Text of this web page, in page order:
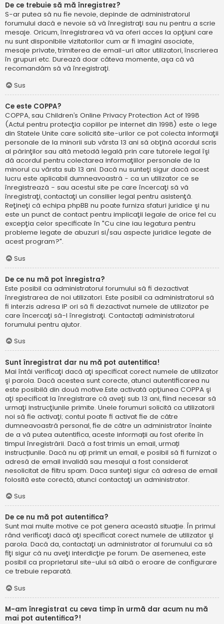
De ce trebuie să mă înregistrez?
S-ar putea să nu fie nevoie, depinde de administratorul
forumului dacă e nevoie să vă înregistraţi sau nu pentru a scrie
mesaje. Oricum, înregistrarea vă va oferi acces la opţiuni care
nu sunt disponibile vizitatorilor cum ar fi imagini asociate,
mesaje private, trimiterea de email-uri altor utilizatori, înscrierea
în grupuri etc. Durează doar câteva momente, aşa că vă
recomandăm să vă înregistraţi.
Sus
Ce este COPPA?
COPPA, sau Children’s Online Privacy Protection Act of 1998
(Actul pentru protecţia copiilor pe internet din 1998) este o lege
din Statele Unite care solicită site-urilor ce pot colecta informaţii
personale de la minorii sub vârsta 13 ani să obţină acordul scris
al părinţilor sau altă metodă legală prin care tutorele legal îşi
dă acordul pentru colectarea informaţiilor personale de la
minorul cu vârsta sub 13 ani. Dacă nu sunteţi sigur dacă acest
lucru este aplicabil dumneavoastră - ca un utilizator ce se
înregistrează - sau acestui site pe care încercaţi să vă
înregistraţi, contactaţi un consilier legal pentru asistenţă.
Reţineţi că echipa phpBB nu poate furniza sfaturi juridice şi nu
este un punct de contact pentru implicaţii legale de orice fel cu
excepţia celor specificate în "Cu cine iau legatura pentru
probleme legate de abuzuri si/sau aspecte juridice legate de
acest program?".
Sus
De ce nu mă pot înregistra?
Este posibil ca administratorul forumului să fi dezactivat
înregistrarea de noi utilizatori. Este posibil ca administratorul să
fi interzis adresa IP ori să fi dezactivat numele de utilizator pe
care încercaţi să-l înregistraţi. Contactați administratorul
forumului pentru ajutor.
Sus
Sunt înregistrat dar nu mă pot autentifica!
Mai întâi verificaţi dacă aţi specificat corect numele de utilizator
şi parola. Dacă acestea sunt corecte, atunci autentificarea nu
este posibilă din două motive.Este activată opţiunea COPPA şi
aţi specificat la înregistrare că aveţi sub 13 ani, fiind necesar să
urmaţi instrucţiunile primite. Unele forumuri solicită ca utilizatorii
noi să fie activaţi; contul poate fi activat fie de către
dumneavoastră personal, fie de către un administrator înainte
de a vă putea autentifica, aceste informații au fost oferite în
timpul înregistrării. Dacă a fost trimis un email, urmați
instrucțiunile. Dacă nu ați primit un email, e posibil să fi furnizat o
adresă de email invalidă sau mesajul a fost considerat
nesolicitat de filtru spam. Daca sunteţi sigur că adresa de email
folosită este corectă, atunci contactaţi un administrator.
Sus
De ce nu mă pot autentifica?
Sunt mai multe motive ce pot genera această situație. În primul
rând verificaţi dacă aţi specificat corect numele de utilizator şi
parola. Dacă da, contactaţi un administrator al forumului ca să
fiţi sigur că nu aveţi interdicţie pe forum. De asemenea, este
posibil ca proprietarul site-ului să aibă o eroare de configurare
ce trebuie reparată.
Sus
M-am înregistrat cu ceva timp în urmă dar acum nu mă
mai pot autentifica?!